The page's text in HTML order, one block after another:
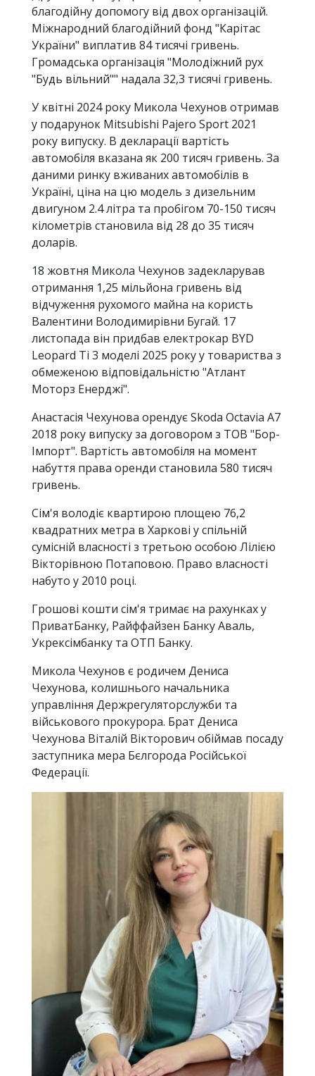
благодійну допомогу від двох організацій.
Міжнародний благодійний фонд "Карітас
України" виплатив 84 тисячі гривень.
Громадська організація "Молодіжний рух
"Будь вільний"" надала 32,3 тисячі гривень.
У квітні 2024 року Микола Чехунов отримав
у подарунок Mitsubishi Pajero Sport 2021
року випуску. В декларації вартість
автомобіля вказана як 200 тисяч гривень. За
даними ринку вживаних автомобілів в
Україні, ціна на цю модель з дизельним
двигуном 2.4 літра та пробігом 70-150 тисяч
кілометрів становила від 28 до 35 тисяч
доларів.
18 жовтня Микола Чехунов задекларував
отримання 1,25 мільйона гривень від
відчуження рухомого майна на користь
Валентини Володимирівни Бугай. 17
листопада він придбав електрокар BYD
Leopard Ti 3 моделі 2025 року у товариства з
обмеженою відповідальністю "Атлант
Моторз Енерджі".
Анастасія Чехунова орендує Skoda Octavia A7
2018 року випуску за договором з ТОВ "Бор-
Імпорт". Вартість автомобіля на момент
набуття права оренди становила 580 тисяч
гривень.
Сім'я володіє квартирою площею 76,2
квадратних метра в Харкові у спільній
сумісній власності з третьою особою Лілією
Вікторівною Потаповою. Право власності
набуто у 2010 році.
Грошові кошти сім'я тримає на рахунках у
ПриватБанку, Райффайзен Банку Аваль,
Укрексімбанку та ОТП Банку.
Микола Чехунов є родичем Дениса
Чехунова, колишнього начальника
управління Держрегуляторслужби та
військового прокурора. Брат Дениса
Чехунова Віталій Вікторович обіймав посаду
заступника мера Бєлгорода Російської
Федерації.